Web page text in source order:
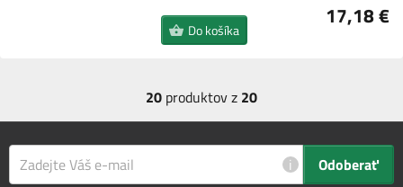
17,18 €
Do košíka
20 produktov z 20
i Odoberať